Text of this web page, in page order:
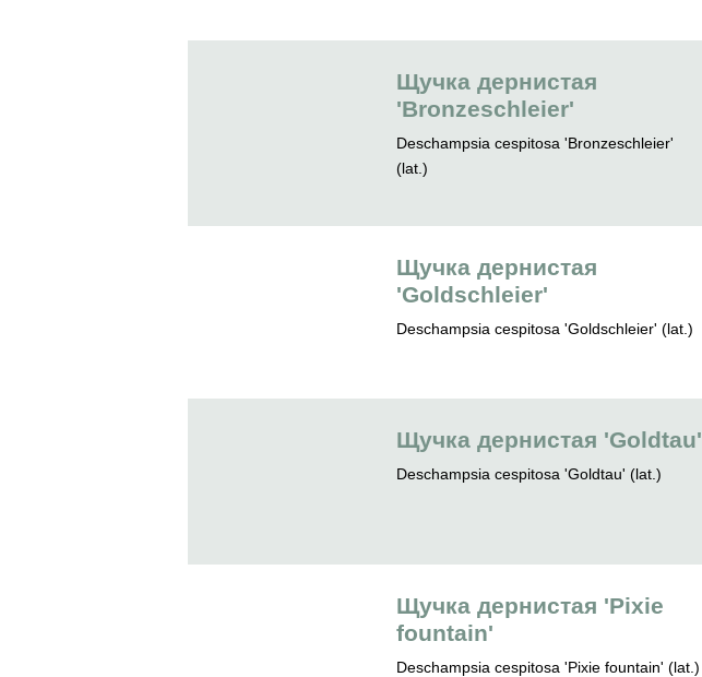
Щучка дернистая
'Bronzeschleier'
Deschampsia cespitosa 'Bronzeschleier'
(lat.)
Щучка дернистая
'Goldschleier'
Deschampsia cespitosa 'Goldschleier' (lat.)
Щучка дернистая 'Goldtau'
Deschampsia cespitosa 'Goldtau' (lat.)
Щучка дернистая 'Pixie
fountain'
Deschampsia cespitosa 'Pixie fountain' (lat.)